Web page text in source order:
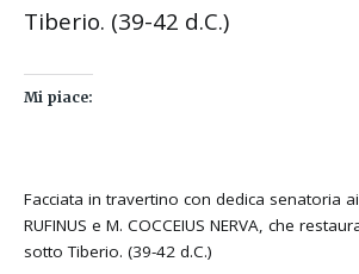
Tiberio. (39-42 d.C.)
Mi piace:
Facciata in travertino con dedica senatoria ai
RUFINUS e M. COCCEIUS NERVA, che
sotto Tiberio. (39-42 d.C.)